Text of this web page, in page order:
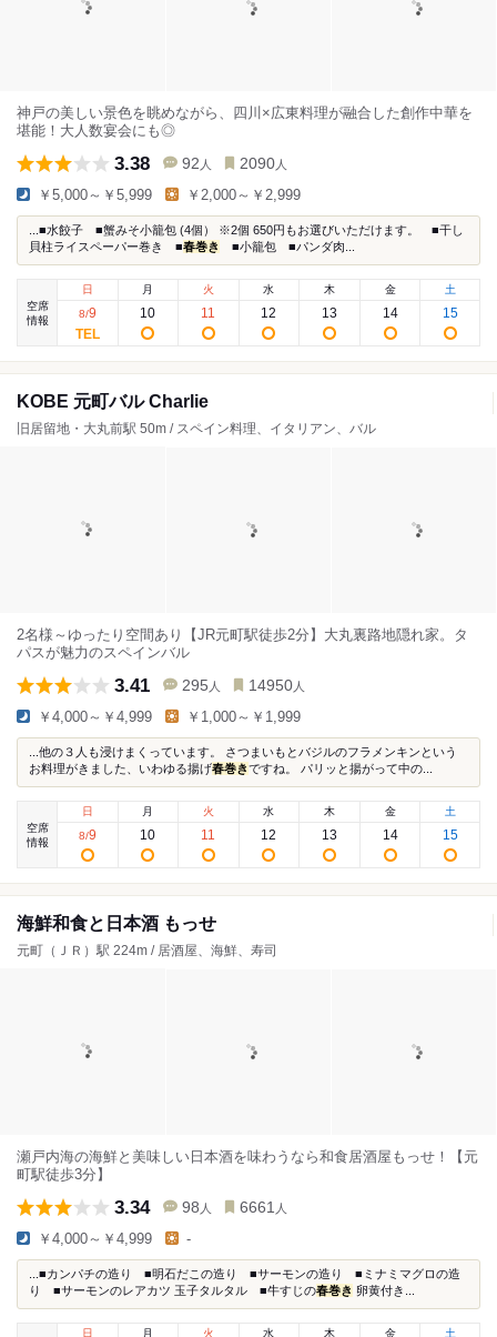
神戸の美しい景色を眺めながら、四川×広東料理が融合した創作中華を
堪能！大人数宴会にも◎
3.38 92 人 2090 人
￥5,000～￥5,999 ￥2,000～￥2,999
...■水餃子 ■蟹みそ小籠包 (4個） ※2個 650円もお選びいただけます。 ■干し
貝柱ライスペーパー巻き ■春巻き ■小籠包 ■パンダ肉...
空席
情報
日
8/9
月
10
火
11
水
12
木
13
金
14
土
15
KOBE 元町バル Charlie
旧居留地・大丸前駅 50m / スペイン料理、イタリアン、バル
2名様～ゆったり空間あり【JR元町駅徒歩2分】大丸裏路地隠れ家。タ
パスが魅力のスペインバル
3.41 295 人 14950 人
￥4,000～￥4,999 ￥1,000～￥1,999
...他の３人も浸けまくっています。 さつまいもとバジルのフラメンキンという
お料理がきました、いわゆる揚げ春巻きですね。 パリッと揚がって中の...
空席
情報
日
8/9
月
10
火
11
水
12
木
13
金
14
土
15
海鮮和食と日本酒 もっせ
元町（ＪＲ）駅 224m / 居酒屋、海鮮、寿司
瀬戸内海の海鮮と美味しい日本酒を味わうなら和食居酒屋もっせ！【元
町駅徒歩3分】
3.34 98 人 6661 人
￥4,000～￥4,999 -
...■カンパチの造り ■明石だこの造り ■サーモンの造り ■ミナミマグロの造
り ■サーモンのレアカツ 玉子タルタル ■牛すじの春巻き 卵黄付き...
日 月 火 水 木 金 土